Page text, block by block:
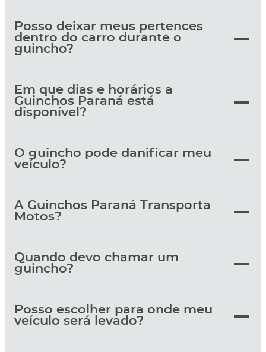
Posso deixar meus pertences
dentro do carro durante o
guincho?
Em que dias e horários a
Guinchos Paraná está
disponível?
O guincho pode danificar meu
veículo?
A Guinchos Paraná Transporta
Motos?
Quando devo chamar um
guincho?
Posso escolher para onde meu
veículo será levado?